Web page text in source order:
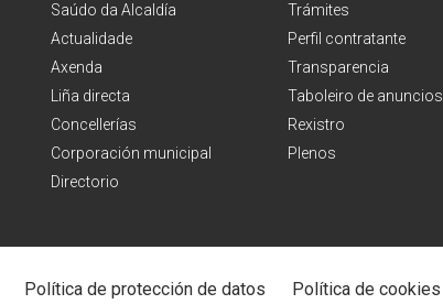
Saúdo da Alcaldía
Actualidade
Axenda
Liña directa
Concellerías
Corporación municipal
Directorio
Trámites
Perfil contratante
Transparencia
Taboleiro de anuncios
Rexistro
Plenos
Política de protección de datos Política de cookies